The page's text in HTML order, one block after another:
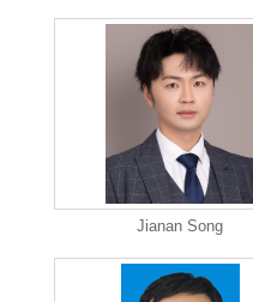
Jianan Song